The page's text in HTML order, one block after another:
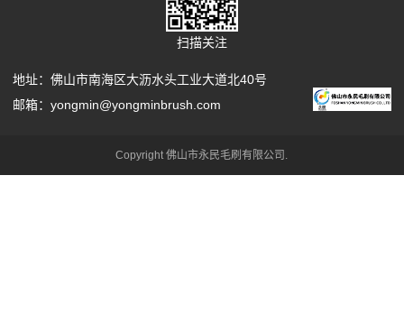
扫描关注
地址：佛山市南海区大沥水头工业大道北40号
邮箱：yongmin@yongminbrush.com
Copyright 佛山市永民毛刷有限公司.